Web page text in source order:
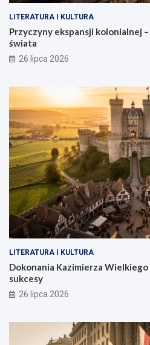
LITERATURA I KULTURA
Przyczyny ekspansji kolonialnej
świata
26 lipca 2026
LITERATURA I KULTURA
Dokonania Kazimierza
sukcesy
26 lipca 2026